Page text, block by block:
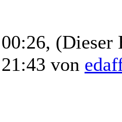
(Dieser
von